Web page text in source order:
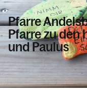
Pfarre
Pfarre zu den
und Paulus